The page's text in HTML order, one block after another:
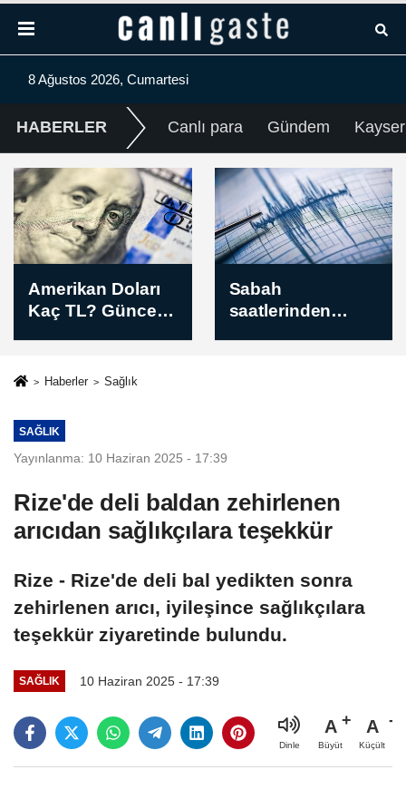
8 Ağustos 2026, Cumartesi
HABERLER Canlı para Gündem
Sabah
saatlerinden
depremler
Milli Dayanışma
ve Toplumsal
Haberler Sağlık
SAĞLIK
Yayınlanma: 10 Haziran 2025 - 17:39
Rize'de deli baldan zehirlenen
arıcıdan sağlıkçılara teşekkür
Rize - Rize'de deli bal yedikten sonra
zehirlenen arıcı, iyileşince sağlıkçılara
teşekkür ziyaretinde bulundu.
SAĞLIK 10 Haziran 2025 - 17:39
Dinle
A
Büyüt
A
Küçült